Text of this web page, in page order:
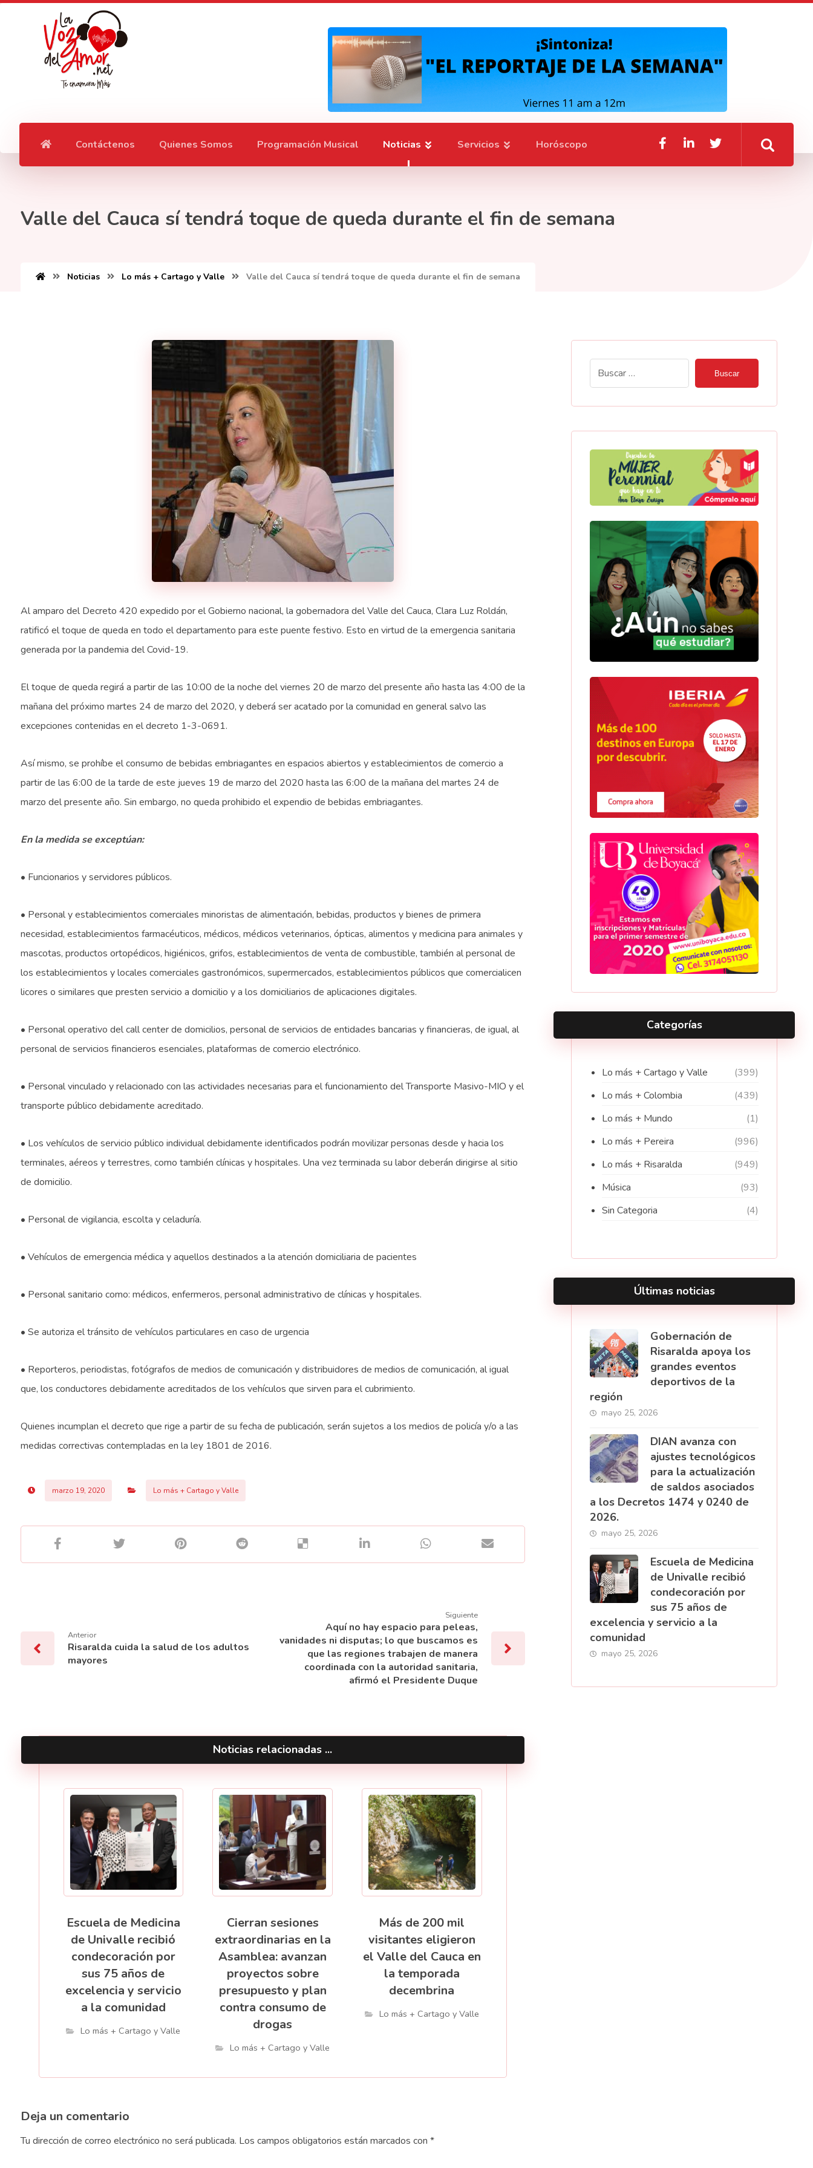
Contáctenos Quienes Somos Programación Musical Noticias Servicios Horóscopo
Valle del Cauca sí tendrá toque de queda durante el fin de semana
Noticias Lo más + Cartago y Valle Valle del Cauca sí tendrá toque de queda durante el fin de semana
Al amparo del Decreto 420 expedido por el Gobierno nacional, la gobernadora del Valle del Cauca, Clara Luz Roldán,
ratificó el toque de queda en todo el departamento para este puente festivo. Esto en virtud de la emergencia sanitaria
generada por la pandemia del Covid-19.
El toque de queda regirá a partir de las 10:00 de la noche del viernes 20 de marzo del presente año hasta las 4:00 de la
mañana del próximo martes 24 de marzo del 2020, y deberá ser acatado por la comunidad en general salvo las
excepciones contenidas en el decreto 1-3-0691.
Así mismo, se prohíbe el consumo de bebidas embriagantes en espacios abiertos y establecimientos de comercio a
partir de las 6:00 de la tarde de este jueves 19 de marzo del 2020 hasta las 6:00 de la mañana del martes 24 de
marzo del presente año. Sin embargo, no queda prohibido el expendio de bebidas embriagantes.
En la medida se exceptúan:
• Funcionarios y servidores públicos.
• Personal y establecimientos comerciales minoristas de alimentación, bebidas, productos y bienes de primera
necesidad, establecimientos farmacéuticos, médicos, médicos veterinarios, ópticas, alimentos y medicina para animales y
mascotas, productos ortopédicos, higiénicos, grifos, establecimientos de venta de combustible, también al personal de
los establecimientos y locales comerciales gastronómicos, supermercados, establecimientos públicos que comercialicen
licores o similares que presten servicio a domicilio y a los domiciliarios de aplicaciones digitales.
• Personal operativo del call center de domicilios, personal de servicios de entidades bancarias y financieras, de igual, al
personal de servicios financieros esenciales, plataformas de comercio electrónico.
• Personal vinculado y relacionado con las actividades necesarias para el funcionamiento del Transporte Masivo-MIO y el
transporte público debidamente acreditado.
• Los vehículos de servicio público individual debidamente identificados podrán movilizar personas desde y hacia los
terminales, aéreos y terrestres, como también clínicas y hospitales. Una vez terminada su labor deberán dirigirse al sitio
de domicilio.
• Personal de vigilancia, escolta y celaduría.
• Vehículos de emergencia médica y aquellos destinados a la atención domiciliaria de pacientes
• Personal sanitario como: médicos, enfermeros, personal administrativo de clínicas y hospitales.
• Se autoriza el tránsito de vehículos particulares en caso de urgencia
• Reporteros, periodistas, fotógrafos de medios de comunicación y distribuidores de medios de comunicación, al igual
que, los conductores debidamente acreditados de los vehículos que sirven para el cubrimiento.
Quienes incumplan el decreto que rige a partir de su fecha de publicación, serán sujetos a los medios de policía y/o a las
medidas correctivas contempladas en la ley 1801 de 2016.
marzo 19, 2020 Lo más + Cartago y Valle
Anterior
Risaralda cuida la salud de los adultos
mayores
Siguiente
Aquí no hay espacio para peleas,
vanidades ni disputas; lo que buscamos es
que las regiones trabajen de manera
coordinada con la autoridad sanitaria,
afirmó el Presidente Duque
Noticias relacionadas ...
Escuela de Medicina
de Univalle recibió
condecoración por
sus 75 años de
excelencia y servicio
a la comunidad
Lo más + Cartago y Valle
Cierran sesiones
extraordinarias en la
Asamblea: avanzan
proyectos sobre
presupuesto y plan
contra consumo de
drogas
Lo más + Cartago y Valle
Más de 200 mil
visitantes eligieron
el Valle del Cauca en
la temporada
decembrina
Lo más + Cartago y Valle
Deja un comentario
Tu dirección de correo electrónico no será publicada. Los campos obligatorios están marcados con *
Buscar
Categorías
Lo más + Cartago y Valle
(399)
Lo más + Colombia
(439)
Lo más + Mundo
(1)
Lo más + Pereira
(996)
Lo más + Risaralda
(949)
Música
(93)
Sin Categoria
(4)
Últimas noticias
Gobernación de
Risaralda apoya los
grandes eventos
deportivos de la
región
mayo 25, 2026
DIAN avanza con
ajustes tecnológicos
para la actualización
de saldos asociados
a los Decretos 1474 y 0240 de
2026.
mayo 25, 2026
Escuela de Medicina
de Univalle recibió
condecoración por
sus 75 años de
excelencia y servicio a la
comunidad
mayo 25, 2026